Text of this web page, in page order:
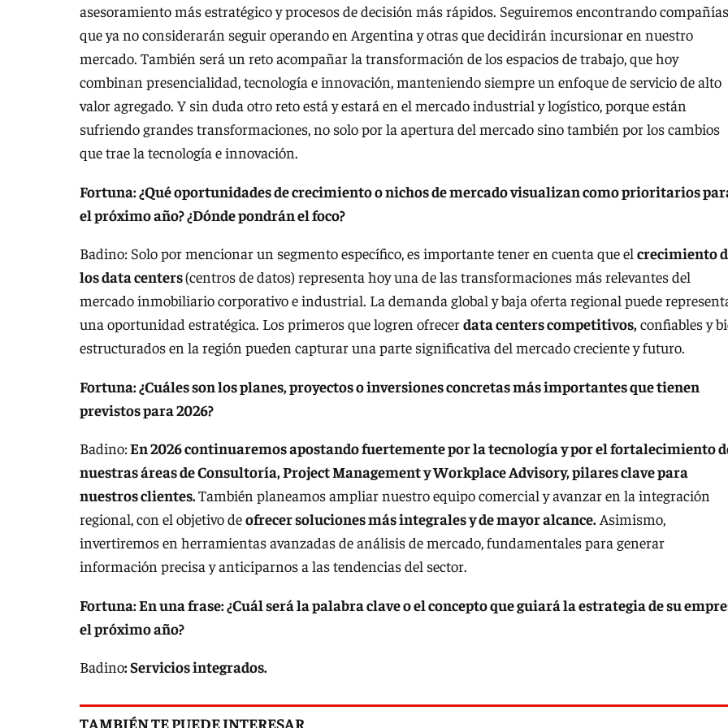
asesoramiento más estratégico y procesos de decisión más rápidos. Seguiremos encontrando compañías
que ya no considerarán seguir operando en Argentina y otras que decidirán incursionar en nuestro
mercado. También será un reto acompañar la transformación de los espacios de trabajo, que hoy
combinan presencialidad, tecnología e innovación, manteniendo siempre un enfoque de servicio de alto
valor agregado. Y sin duda otro reto está y estará en el mercado industrial y logístico, porque están
sufriendo grandes transformaciones, no solo por la apertura del mercado sino también por los cambios
que trae la tecnología e innovación.
Fortuna: ¿Qué oportunidades de crecimiento o nichos de mercado visualizan como prioritarios
el próximo año? ¿Dónde pondrán el foco?
Badino: Solo por mencionar un segmento específico, es importante tener en cuenta que el crecimiento
los data centers(centros de datos) representa hoy una de las transformaciones más relevantes del
mercado inmobiliario corporativo e industrial. La demanda global y baja oferta regional puede
una oportunidad estratégica. Los primeros que logren ofrecerdata centers competitivos,confiables y
estructurados en la región pueden capturar una parte significativa del mercado creciente y futuro.
Fortuna: ¿Cuáles son los planes, proyectos o inversiones concretas más importantes que tienen
previstos para 2026?
Badino:En 2026 continuaremos apostando fuertemente por la tecnología y por el fortalecimiento
nuestras áreas de Consultoría, Project Management y Workplace Advisory, pilares clave para
nuestros clientes.También planeamos ampliar nuestro equipo comercial y avanzar en la integración
regional, con el objetivo deofrecer soluciones más integrales y de mayor alcance. Asimismo,
invertiremos en herramientas avanzadas de análisis de mercado, fundamentales para generar
información precisa y anticiparnos a las tendencias del sector.
Fortuna: En una frase: ¿Cuál será la palabra clave o el concepto que guiará la estrategia de su
el próximo año?
Badino: Servicios integrados.
TAMBIÉN TE PUEDE INTERESAR